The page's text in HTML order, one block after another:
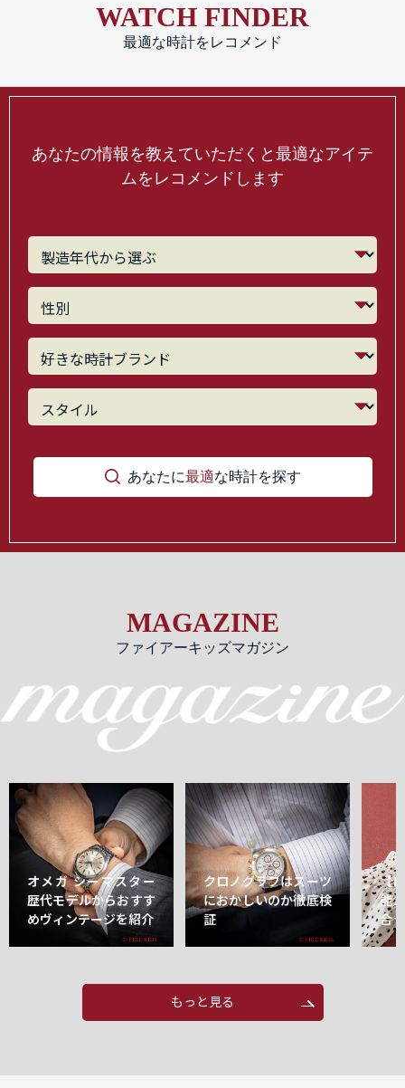
WATCH FINDER
最適な時計をレコメンド
あなたの情報を教えていただくと最適なアイテ
ムをレコメンドします
あなたに最適な時計を探す
MAGAZINE
ファイアーキッズマガジン
オメガ シーマスター
歴代モデルからおすす
めヴィンテージを紹介
クロノグラフはスーツ
におかしいのか徹底検
証
【
能
合
もっと見る